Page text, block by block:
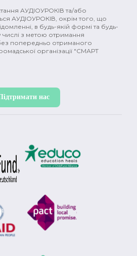
(2)
(2) зміни в тілі (2)
контрацепція (2)
(2)
світ (1)
Холодна війна (1)
імперія (1)
депортація (1)
(1) Африка (1)
АУДІОУРОКІВ та/або
АУДІОУРОКІВ, окрім того, що
в будь-якій формі та будь-
з метою отримання
попередньо отриманого
організації "СМАРТ
нас